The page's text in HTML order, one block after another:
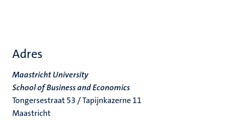
Adres
Maastricht University
School of Business and Economics
Tongersestraat 53 / Tapijnkazerne 11
Maastricht